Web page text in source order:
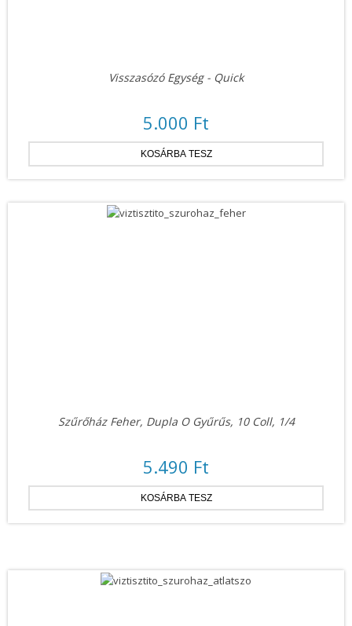
Visszasózó Egység - Quick
5.000 Ft
Szűrőház Feher, Dupla O Gyűrűs, 10 Coll, 1/4
5.490 Ft